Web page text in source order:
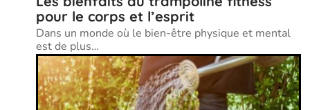
pour le corps et l’esprit
Dans un monde où le bien-être physique et mental
est de plus…